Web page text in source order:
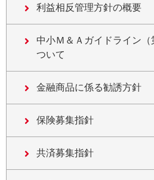
利益相反管理方針の概要
中小Ｍ＆Ａガイドライン
ついて
金融商品に係る勧誘方針
保険募集指針
共済募集指針